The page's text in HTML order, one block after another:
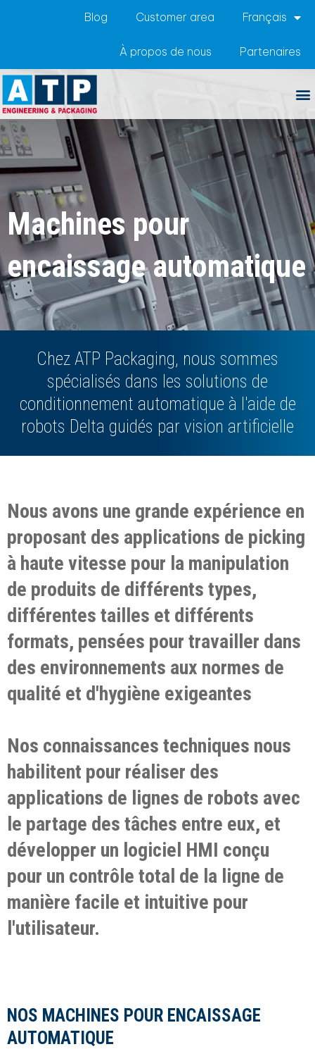
Blog Customer area Français
À propos de nous Partenaires
Machines pour
encaissage automatique
Chez ATP Packaging, nous sommes
spécialisés dans les solutions de
conditionnement automatique à l'aide de
robots Delta guidés par vision artificielle
Nous avons une grande expérience en
proposant des applications de picking
à haute vitesse pour la manipulation
de produits de différents types,
différentes tailles et différents
formats, pensées pour travailler dans
des environnements aux normes de
qualité et d'hygiène exigeantes
Nos connaissances techniques nous
habilitent pour réaliser des
applications de lignes de robots avec
le partage des tâches entre eux, et
développer un logiciel HMI conçu
pour un contrôle total de la ligne de
manière facile et intuitive pour
l'utilisateur.
NOS MACHINES POUR ENCAISSAGE
AUTOMATIQUE